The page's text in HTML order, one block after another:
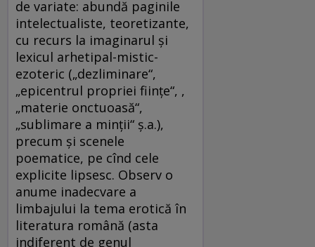
de variate: abundă paginile
intelectualiste, teoretizante,
cu recurs la imaginarul şi
lexicul arhetipal-mistic-
ezoteric („dezliminare“,
„epicentrul propriei fiinţe“, ,
„materie onctuoasă“,
„sublimare a minţii“ ş.a.),
precum şi scenele
poematice, pe cînd cele
explicite lipsesc. Observ o
anume inadecvare a
limbajului la tema erotică în
literatura română (asta
indiferent de genul